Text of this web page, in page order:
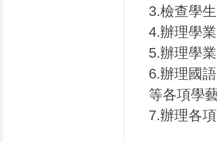
3.檢查學
4.辦理學
5.辦理學
6.辦理國
等各項學
7.辦理各